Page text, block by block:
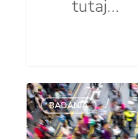
tutaj…
Jak
ocenić
BADANIA